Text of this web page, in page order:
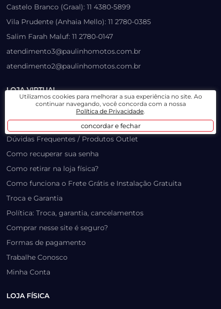
Castelo Branco (Graal): 11 4380-5899
Vila Prudente (Anhaia Mello): 11 2780-0385
Salim Farah Maluf: 11 2780-0147
atendimento3@paulinhomotos.com.br
atendimento2@paulinhomotos.com.br
LOJA VIRTUAL
Prazo, Rastreio e Transporte
Dúvidas Frequentes / Produtos Outlet
Como recuperar sua senha
Como retirar na loja física?
Como funciona o Frete Grátis e Instalação Gratuita
Troca e Garantia
Política: Troca, garantia, cancelamentos
Comprar nesse site é seguro?
Formas de pagamento
Trabalhe Conosco
Minha Conta
LOJA FÍSICA
Utilizamos cookies para melhorar a sua experiência no site. Ao
continuar navegando, você concorda com a nossa
Política de Privacidade.
concordar e fechar